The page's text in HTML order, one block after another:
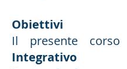
Obiettivi
Il presente corso